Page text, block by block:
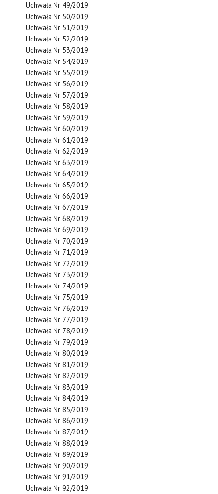
Uchwała Nr 49/2019
Uchwała Nr 50/2019
Uchwała Nr 51/2019
Uchwała Nr 52/2019
Uchwała Nr 53/2019
Uchwała Nr 54/2019
Uchwała Nr 55/2019
Uchwała Nr 56/2019
Uchwała Nr 57/2019
Uchwała Nr 58/2019
Uchwała Nr 59/2019
Uchwała Nr 60/2019
Uchwała Nr 61/2019
Uchwała Nr 62/2019
Uchwała Nr 63/2019
Uchwała Nr 64/2019
Uchwała Nr 65/2019
Uchwała Nr 66/2019
Uchwała Nr 67/2019
Uchwała Nr 68/2019
Uchwała Nr 69/2019
Uchwała Nr 70/2019
Uchwała Nr 71/2019
Uchwała Nr 72/2019
Uchwała Nr 73/2019
Uchwała Nr 74/2019
Uchwała Nr 75/2019
Uchwała Nr 76/2019
Uchwała Nr 77/2019
Uchwała Nr 78/2019
Uchwała Nr 79/2019
Uchwała Nr 80/2019
Uchwała Nr 81/2019
Uchwała Nr 82/2019
Uchwała Nr 83/2019
Uchwała Nr 84/2019
Uchwała Nr 85/2019
Uchwała Nr 86/2019
Uchwała Nr 87/2019
Uchwała Nr 88/2019
Uchwała Nr 89/2019
Uchwała Nr 90/2019
Uchwała Nr 91/2019
Uchwała Nr 92/2019